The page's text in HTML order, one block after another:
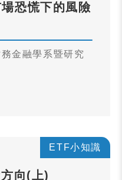
恐慌下的風險
金融學系暨研究
ETF小知識
向(上)